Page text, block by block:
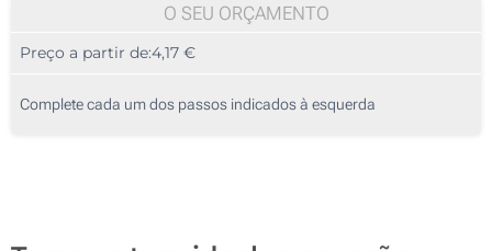
20
50
O SEU ORÇAMENTO
Preço a partir de:4,17 €
Complete cada um dos passos indicados à esquerda